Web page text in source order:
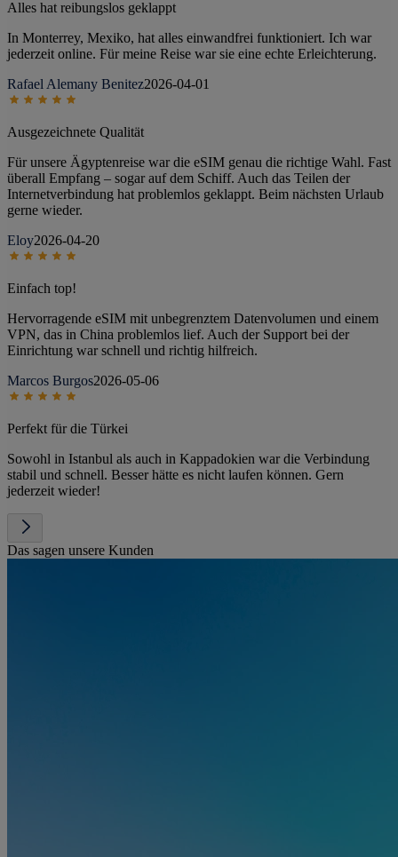
Alles hat reibungslos geklappt
In Monterrey, Mexiko, hat alles einwandfrei funktioniert. Ich war
jederzeit online. Für meine Reise war sie eine echte Erleichterung.
Rafael Alemany Benitez2026-04-01
Ausgezeichnete Qualität
Für unsere Ägyptenreise war die eSIM genau die richtige Wahl. Fast
überall Empfang – sogar auf dem Schiff. Auch das Teilen der
Internetverbindung hat problemlos geklappt. Beim nächsten Urlaub
gerne wieder.
Eloy2026-04-20
Einfach top!
Hervorragende eSIM mit unbegrenztem Datenvolumen und einem
VPN, das in China problemlos lief. Auch der Support bei der
Einrichtung war schnell und richtig hilfreich.
Marcos Burgos2026-05-06
Perfekt für die Türkei
Sowohl in Istanbul als auch in Kappadokien war die Verbindung
stabil und schnell. Besser hätte es nicht laufen können. Gern
jederzeit wieder!
Das sagen unsere Kunden